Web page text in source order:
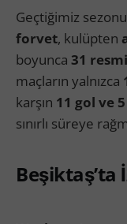
Geçtiğimiz sezonu
forvet, kulüpten
boyunca 31
maçların yalnızca
karşın 11 gol ve
sınırlı süreye
Beşiktaş’ta